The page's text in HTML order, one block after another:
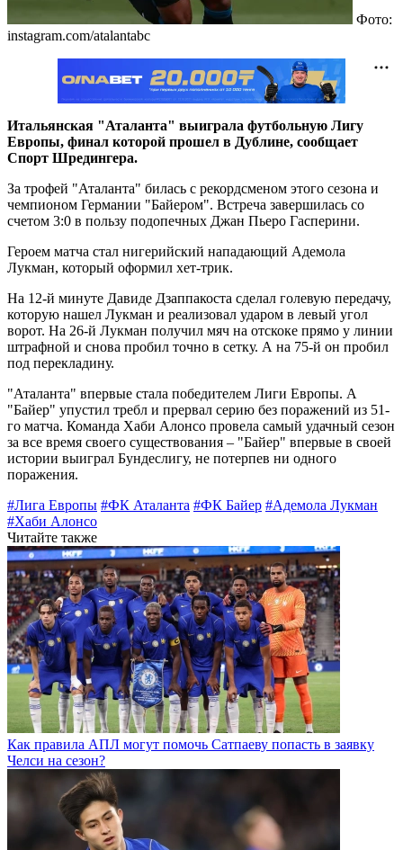
Фото:
instagram.com/atalantabc
Итальянская "Аталанта" выиграла футбольную Лигу
Европы, финал которой прошел в Дублине, сообщает
Спорт Шредингера.
За трофей "Аталанта" билась с рекордсменом этого сезона и
чемпионом Германии "Байером". Встреча завершилась со
счетом 3:0 в пользу подопечных Джан Пьеро Гасперини.
Героем матча стал нигерийский нападающий Адемола
Лукман, который оформил хет-трик.
На 12-й минуте Давиде Дзаппакоста сделал голевую передачу,
которую нашел Лукман и реализовал ударом в левый угол
ворот. На 26-й Лукман получил мяч на отскоке прямо у линии
штрафной и снова пробил точно в сетку. А на 75-й он пробил
под перекладину.
"Аталанта" впервые стала победителем Лиги Европы. А
"Байер" упустил требл и прервал серию без поражений из 51-
го матча. Команда Хаби Алонсо провела самый удачный сезон
за все время своего существования – "Байер" впервые в своей
истории выиграл Бундеслигу, не потерпев ни одного
поражения.
#Лига Европы #ФК Аталанта #ФК Байер #Адемола Лукман
#Хаби Алонсо
Читайте также
Как правила АПЛ могут помочь Сатпаеву попасть в заявку
Челси на сезон?